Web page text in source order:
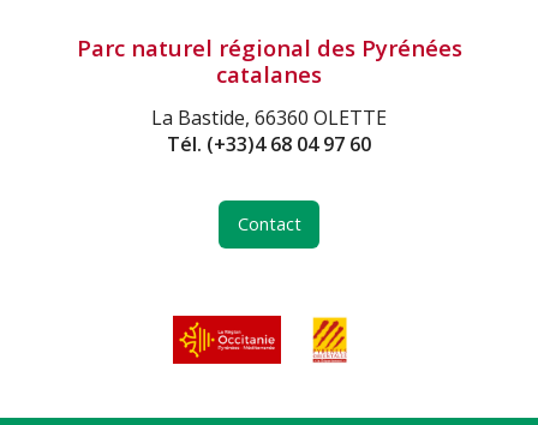
Parc naturel régional des Pyrénées
catalanes
La Bastide, 66360 OLETTE
Tél. (+33)4 68 04 97 60
Contact